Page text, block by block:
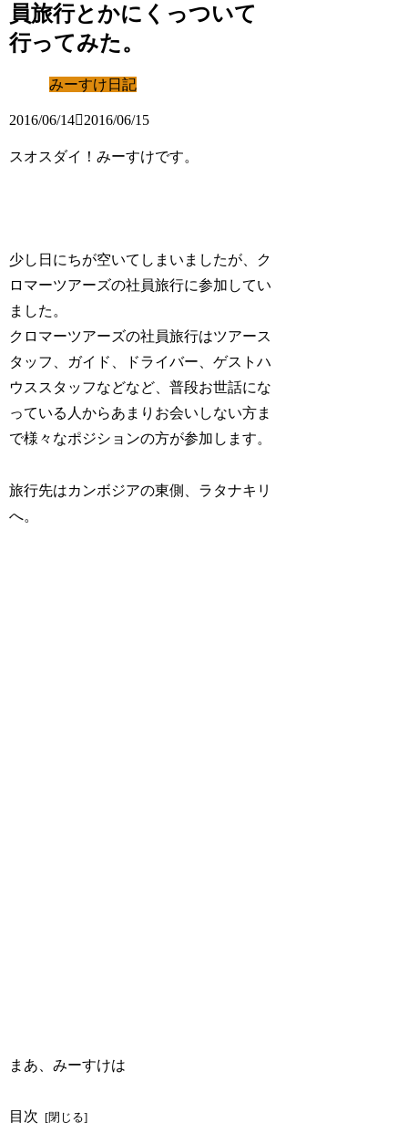
員旅行とかにくっついて
行ってみた。
みーすけ日記
2016/06/14 2016/06/15
スオスダイ！みーすけです。
少し日にちが空いてしまいましたが、ク
ロマーツアーズの社員旅行に参加してい
ました。
クロマーツアーズの社員旅行はツアース
タッフ、ガイド、ドライバー、ゲストハ
ウススタッフなどなど、普段お世話にな
っている人からあまりお会いしない方ま
で様々なポジションの方が参加します。
旅行先はカンボジアの東側、ラタナキリ
へ。
まあ、みーすけは
目次